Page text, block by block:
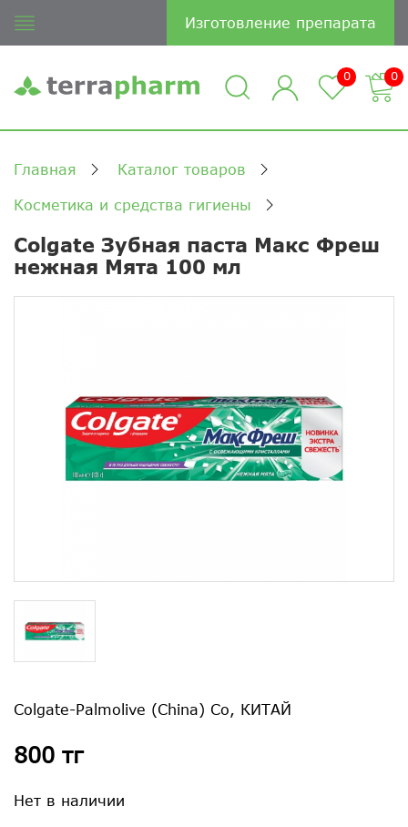
Изготовление препарата
0 0
Главная Каталог товаров
Косметика и средства гигиены
Colgate Зубная паста Макс Фреш
нежная Мята 100 мл
Colgate-Palmolive (China) Co, КИТАЙ
800 тг
Нет в наличии